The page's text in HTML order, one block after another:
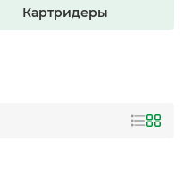
Картридеры